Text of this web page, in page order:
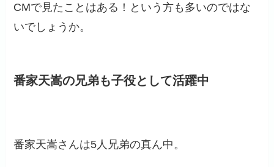
CMで見たことはある！という方も多いのではな
いでしょうか。
番家天嵩の兄弟も子役として活躍中
番家天嵩さんは5人兄弟の真ん中。